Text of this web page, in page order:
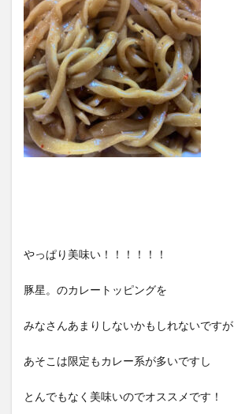
やっぱり美味い！！！！！！
豚星。のカレートッピングを
みなさんあまりしないかもしれないですが
あそこは限定もカレー系が多いですし
とんでもなく美味いのでオススメです！